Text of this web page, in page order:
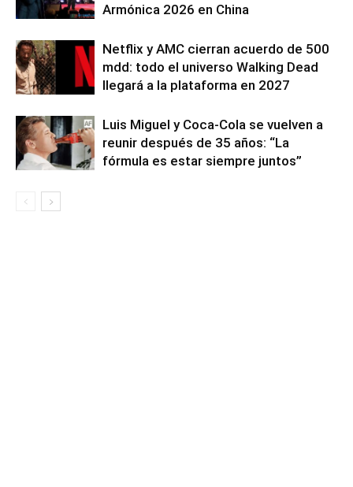
Armónica 2026 en China
Netflix y AMC cierran acuerdo de 500
mdd: todo el universo Walking Dead
llegará a la plataforma en 2027
Luis Miguel y Coca-Cola se vuelven a
reunir después de 35 años: “La
fórmula es estar siempre juntos”